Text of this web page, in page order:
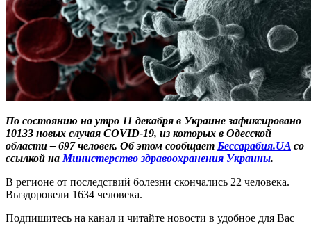
По состоянию на утро 11 декабря в Украине зафиксировано
10133 новых случая COVID-19, из которых в Одесской
области – 697 человек. Об этом сообщает Бессарабия.UA со
ссылкой на Министерство здравоохранения Украины.
В регионе от последствий болезни скончались 22 человека.
Выздоровели 1634 человека.
Подпишитесь на канал и читайте новости в удобное для Вас